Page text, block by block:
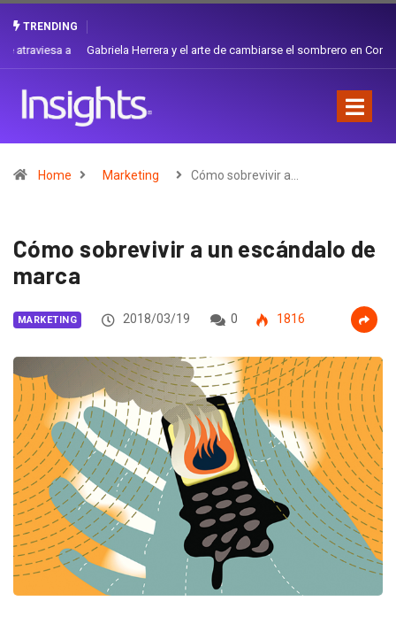
TRENDING
Gabriela Herrera y el arte de cambiarse el sombrero en Corporación
Home Marketing Cómo sobrevivir a…
Cómo sobrevivir a un escándalo de
marca
MARKETING 2018/03/19 0 1816